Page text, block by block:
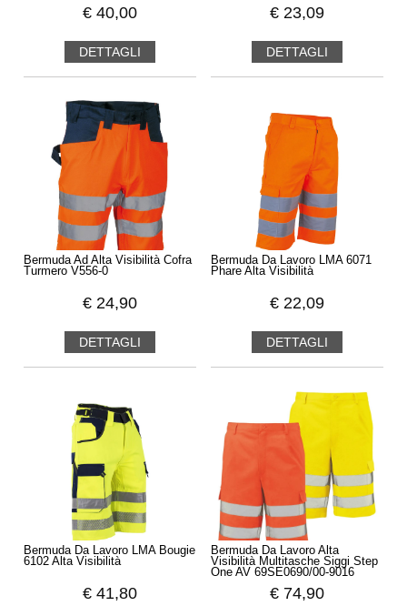
€ 40,00
DETTAGLI
€ 23,09
DETTAGLI
Bermuda Ad Alta Visibilità Cofra
Turmero V556-0
€ 24,90
DETTAGLI
Bermuda Da Lavoro LMA 6071
Phare Alta Visibilità
€ 22,09
DETTAGLI
Bermuda Da Lavoro LMA Bougie
6102 Alta Visibilità
€ 41,80
Bermuda Da Lavoro Alta
Visibilità Multitasche Siggi Step
One AV 69SE0690/00-9016
€ 74,90